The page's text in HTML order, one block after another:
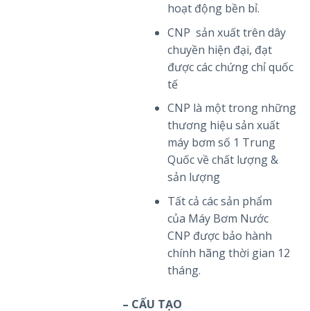
hoạt động bền bỉ.
CNP sản xuất trên dây
chuyền hiện đại, đạt
được các chứng chỉ quốc
tế
CNP là một trong những
thương hiệu sản xuất
máy bơm số 1 Trung
Quốc về chất lượng &
sản lượng
Tất cả các sản phẩm
của Máy Bơm Nước
CNP được bảo hành
chính hãng thời gian 12
tháng.
– CẤU TẠO